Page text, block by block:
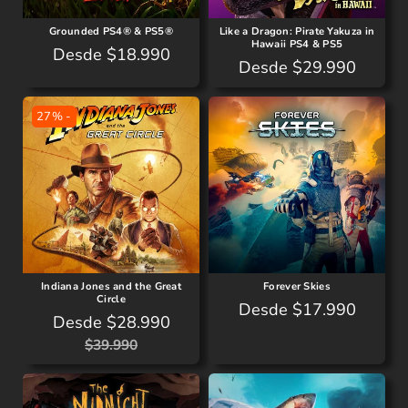
u
l
a
u
l
r
Grounded PS4® & PS5®
P
e
c
i
o
r
e
g
u
l
a
r
Desde $18.990
Like a Dragon: Pirate Yakuza in
Hawaii PS4 & PS5
P
e
c
i
o
r
e
g
u
a
Desde $29.990
27% -
Indiana Jones and the Great
Circle
P
e
c
Desde $28.990
P
e
c
$39.990
Forever Skies
P
c
i
Desde $17.990